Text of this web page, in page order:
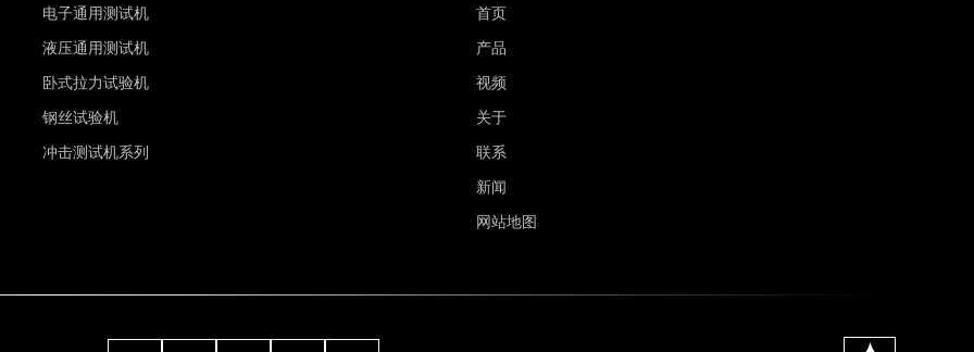
电子通用测试机
液压通用测试机
卧式拉力试验机
钢丝试验机
冲击测试机系列
首页
产品
视频
关于
联系
新闻
网站地图